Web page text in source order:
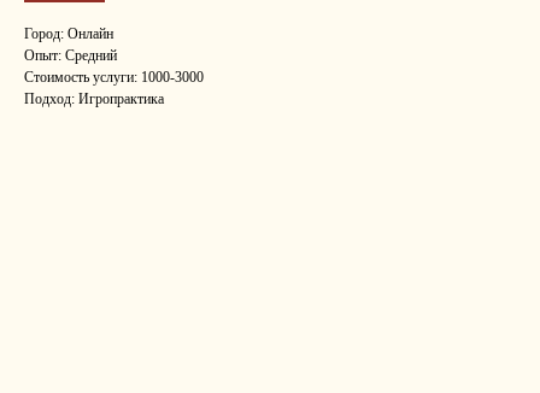
Город: Онлайн
Опыт: Средний
Стоимость услуги: 1000-3000
Подход: Игропрактика